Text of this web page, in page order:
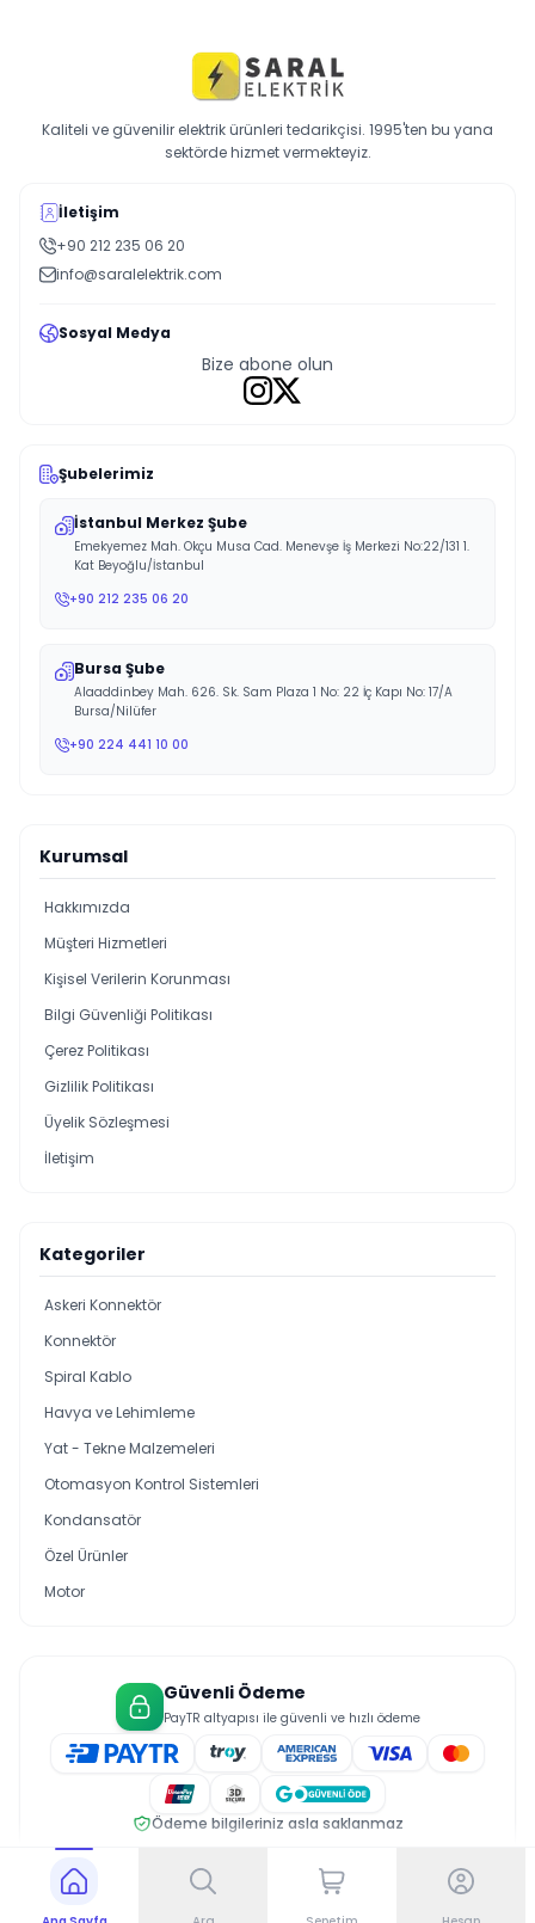
Hemen sepete ekleyin ve elektronik projelerinizde fark
Kaliteli ve güvenilir elektrik ürünleri tedarikçisi. 1995'ten bu yana
sektörde hizmet vermekteyiz.
İletişim
+90 212 235 06 20
info@saralelektrik.com
Sosyal Medya
Bize abone olun
Şubelerimiz
İstanbul Merkez Şube
Emekyemez Mah. Okçu Musa Cad. Menevşe İş Merkezi No:22/131 1.
Kat Beyoğlu/İstanbul
+90 212 235 06 20
Bursa Şube
Alaaddinbey Mah. 626. Sk. Sam Plaza 1 No: 22 İç Kapı No: 17/A
Bursa/Nilüfer
+90 224 441 10 00
Kurumsal
Hakkımızda
Müşteri Hizmetleri
Kişisel Verilerin Korunması
Bilgi Güvenliği Politikası
Çerez Politikası
Gizlilik Politikası
Üyelik Sözleşmesi
İletişim
Kategoriler
Askeri Konnektör
Konnektör
Spiral Kablo
Havya ve Lehimleme
Yat - Tekne Malzemeleri
Otomasyon Kontrol Sistemleri
Kondansatör
Özel Ürünler
Motor
Güvenli Ödeme
PayTR altyapısı ile güvenli ve hızlı ödeme
Ödeme bilgileriniz asla saklanmaz